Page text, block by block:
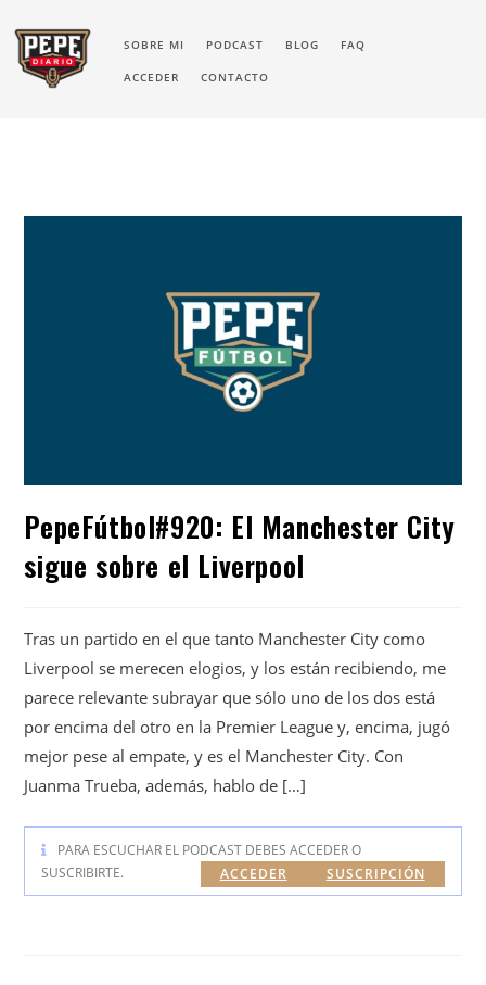
SOBRE MI PODCAST BLOG FAQ
ACCEDER CONTACTO
PepeFútbol#920: El Manchester City
sigue sobre el Liverpool
Tras un partido en el que tanto Manchester City como
Liverpool se merecen elogios, y los están recibiendo, me
parece relevante subrayar que sólo uno de los dos está
por encima del otro en la Premier League y, encima, jugó
mejor pese al empate, y es el Manchester City. Con
Juanma Trueba, además, hablo de […]
PARA ESCUCHAR EL PODCAST DEBES ACCEDER O
SUSCRIBIRTE.
SUSCRIPCIÓN
ACCEDER